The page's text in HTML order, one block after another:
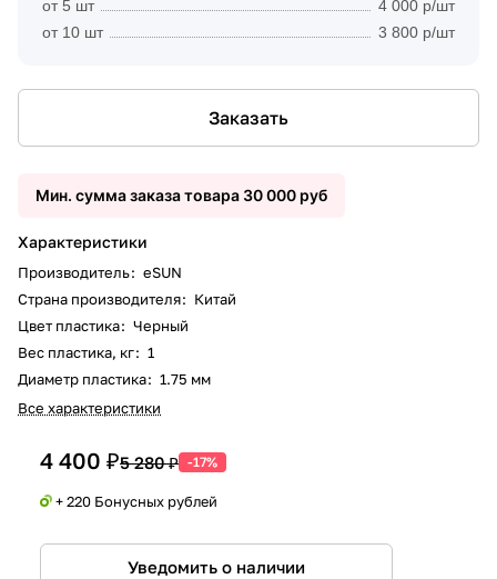
от 5 шт
4 000 р/шт
от 10 шт
3 800 р/шт
Заказать
Мин. сумма заказа товара 30 000 руб
Характеристики
Производитель: eSUN
Страна производителя: Китай
Цвет пластика: Черный
Вес пластика, кг: 1
Диаметр пластика: 1.75 мм
Все характеристики
4 400 ₽5 280 ₽ -17%
+ 220 Бонусных рублей
Уведомить о наличии